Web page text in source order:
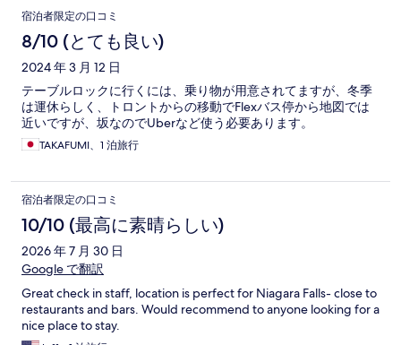
宿泊者限定の口コミ
8/10 (とても良い)
2024 年 3 月 12 日
テーブルロックに行くには、乗り物が用意されてますが、冬季
は運休らしく、トロントからの移動でFlexバス停から地図では
近いですが、坂なのでUberなど使う必要あります。
TAKAFUMI、1 泊旅行
宿泊者限定の口コミ
10/10 (最高に素晴らしい)
2026 年 7 月 30 日
Google で翻訳
Great check in staff, location is perfect for Niagara Falls- close to
restaurants and bars. Would recommend to anyone looking for a
nice place to stay.